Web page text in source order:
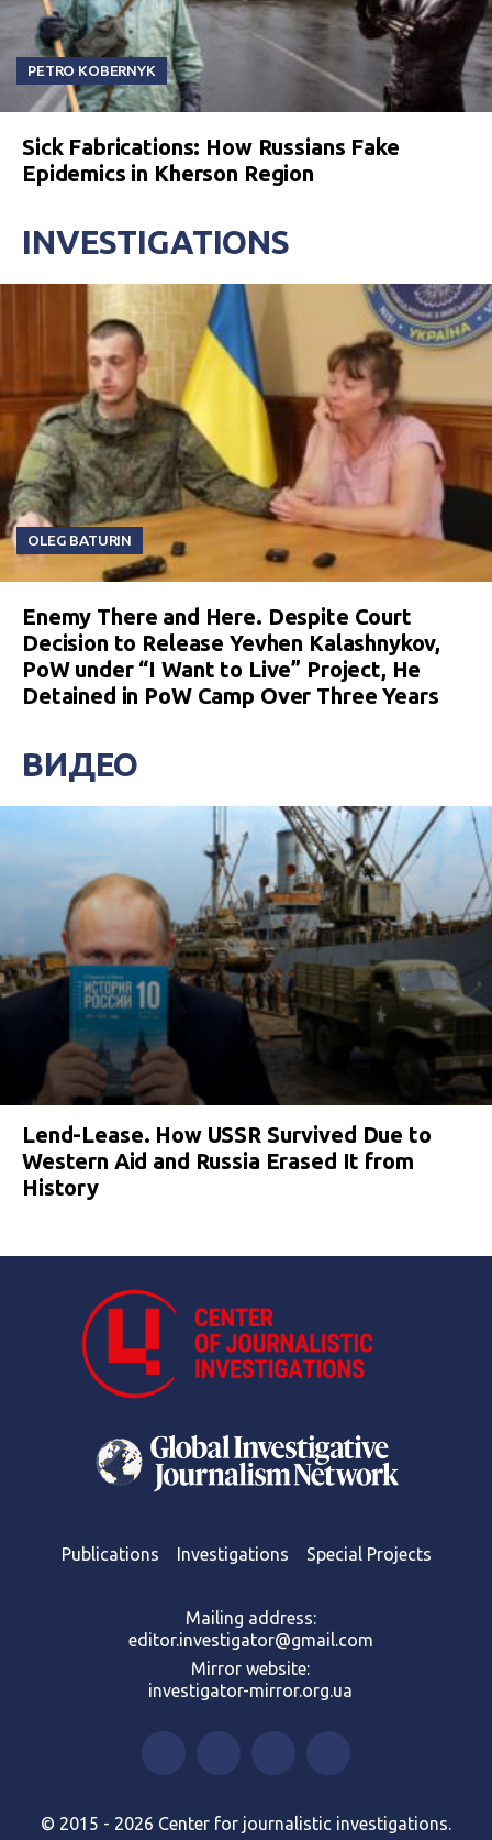
PETRO KOBERNYK
Sick Fabrications: How Russians Fake
Epidemics in Kherson Region
INVESTIGATIONS
OLEG BATURIN
Enemy There and Here. Despite Court
Decision to Release Yevhen Kalashnykov,
PoW under “I Want to Live” Project, He
Detained in PoW Camp Over Three Years
ВИДЕО
Lend-Lease. How USSR Survived Due to
Western Aid and Russia Erased It from
History
Publications Investigations Special Projects
Mailing address:
editor.investigator@gmail.com
Mirror website:
investigator-mirror.org.ua
© 2015 - 2026 Center for journalistic investigations.